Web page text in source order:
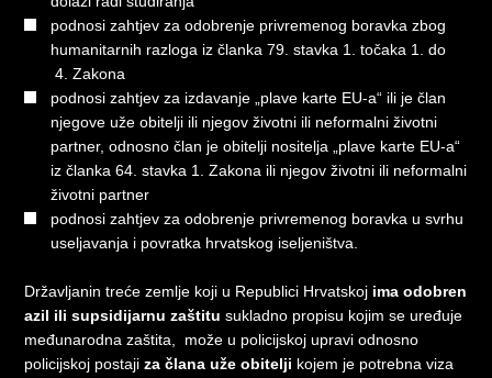
podnosi zahtjev za odobrenje privremenog boravka zbog
humanitarnih razloga iz članka 79. stavka 1. točaka 1. do
4. Zakona
podnosi zahtjev za izdavanje „plave karte EU-a“ ili je član
njegove uže obitelji ili njegov životni ili neformalni životni
partner, odnosno član je obitelji nositelja „plave karte EU-a“
iz članka 64. stavka 1. Zakona ili njegov životni ili neformalni
životni partner
podnosi zahtjev za odobrenje privremenog boravka u svrhu
useljavanja i povratka hrvatskog iseljeništva.
Državljanin treće zemlje koji u Republici Hrvatskoj ima odobren
azil ili supsidijarnu zaštitu sukladno propisu kojim se uređuje
međunarodna zaštita, može u policijskoj upravi odnosno
policijskoj postajiza člana uže obitelji kojem je potrebna viza